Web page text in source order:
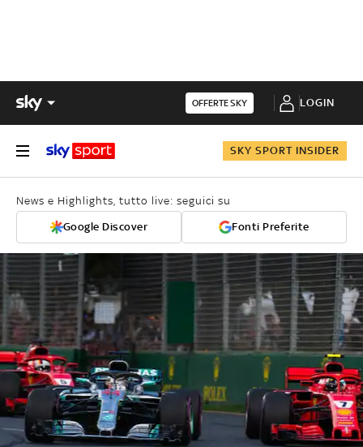
OFFERTE SKY LOGIN
SKY SPORT INSIDER
News e Highlights, tutto live: seguici su
Google Discover Fonti Preferite